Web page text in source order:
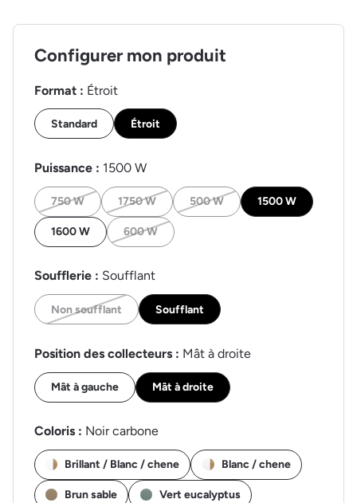
Configurer mon produit
Format : Étroit
Standard Étroit
Puissance : 1500 W
750 W 1750 W 500 W 1500 W
1600 W 600 W
Soufflerie : Soufflant
Non soufflant Soufflant
Position des collecteurs : Mât à droite
Mât à gauche Mât à droite
Coloris : Noir carbone
Brillant / Blanc / chene Blanc / chene
Brun sable Vert eucalyptus